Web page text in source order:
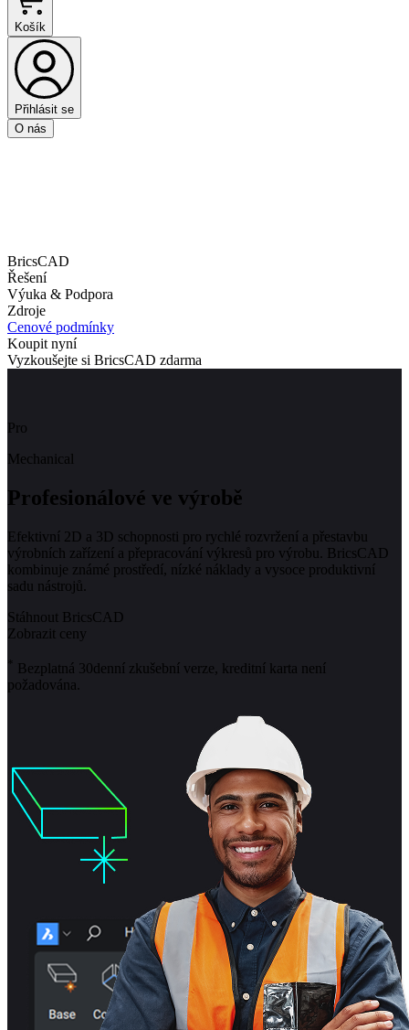
Košík
Přihlásit se
O nás
BricsCAD
Řešení
Výuka & Podpora
Zdroje
Cenové podmínky
Koupit nyní
Vyzkoušejte si BricsCAD zdarma
Pro
Mechanical
Profesionálové ve výrobě
Efektivní 2D a 3D schopnosti pro rychlé rozvržení a přestavbu
výrobních zařízení a přepracování výkresů pro výrobu. BricsCAD
kombinuje známé prostředí, nízké náklady a vysoce produktivní
sadu nástrojů.
Stáhnout BricsCAD
Zobrazit ceny
* Bezplatná 30denní zkušební verze, kreditní karta není
požadována.